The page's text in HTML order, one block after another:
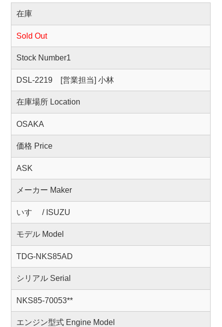
在庫
Sold Out
Stock Number1
DSL-2219 [営業担当] 小林
在庫場所 Location
OSAKA
価格 Price
ASK
メーカー Maker
いすゞ / ISUZU
モデル Model
TDG-NKS85AD
シリアル Serial
NKS85-70053**
エンジン型式 Engine Model